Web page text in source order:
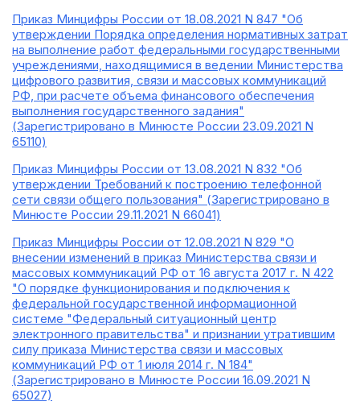
Приказ Минцифры России от 18.08.2021 N 847 "Об
утверждении Порядка определения нормативных затрат
на выполнение работ федеральными государственными
учреждениями, находящимися в ведении Министерства
цифрового развития, связи и массовых коммуникаций
РФ, при расчете объема финансового обеспечения
выполнения государственного задания"
(Зарегистрировано в Минюсте России 23.09.2021 N
65110)
Приказ Минцифры России от 13.08.2021 N 832 "Об
утверждении Требований к построению телефонной
сети связи общего пользования" (Зарегистрировано в
Минюсте России 29.11.2021 N 66041)
Приказ Минцифры России от 12.08.2021 N 829 "О
внесении изменений в приказ Министерства связи и
массовых коммуникаций РФ от 16 августа 2017 г. N 422
"О порядке функционирования и подключения к
федеральной государственной информационной
системе "Федеральный ситуационный центр
электронного правительства" и признании утратившим
силу приказа Министерства связи и массовых
коммуникаций РФ от 1 июля 2014 г. N 184"
(Зарегистрировано в Минюсте России 16.09.2021 N
65027)